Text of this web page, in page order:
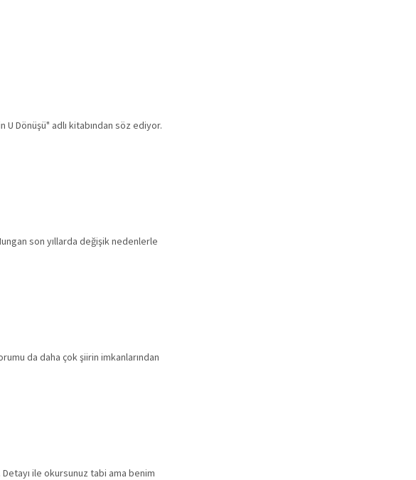
U Dönüşü" adlı kitabından söz ediyor.
son yıllarda değişik nedenlerle
da daha çok şiirin imkanlarından
ile okursunuz tabi ama benim